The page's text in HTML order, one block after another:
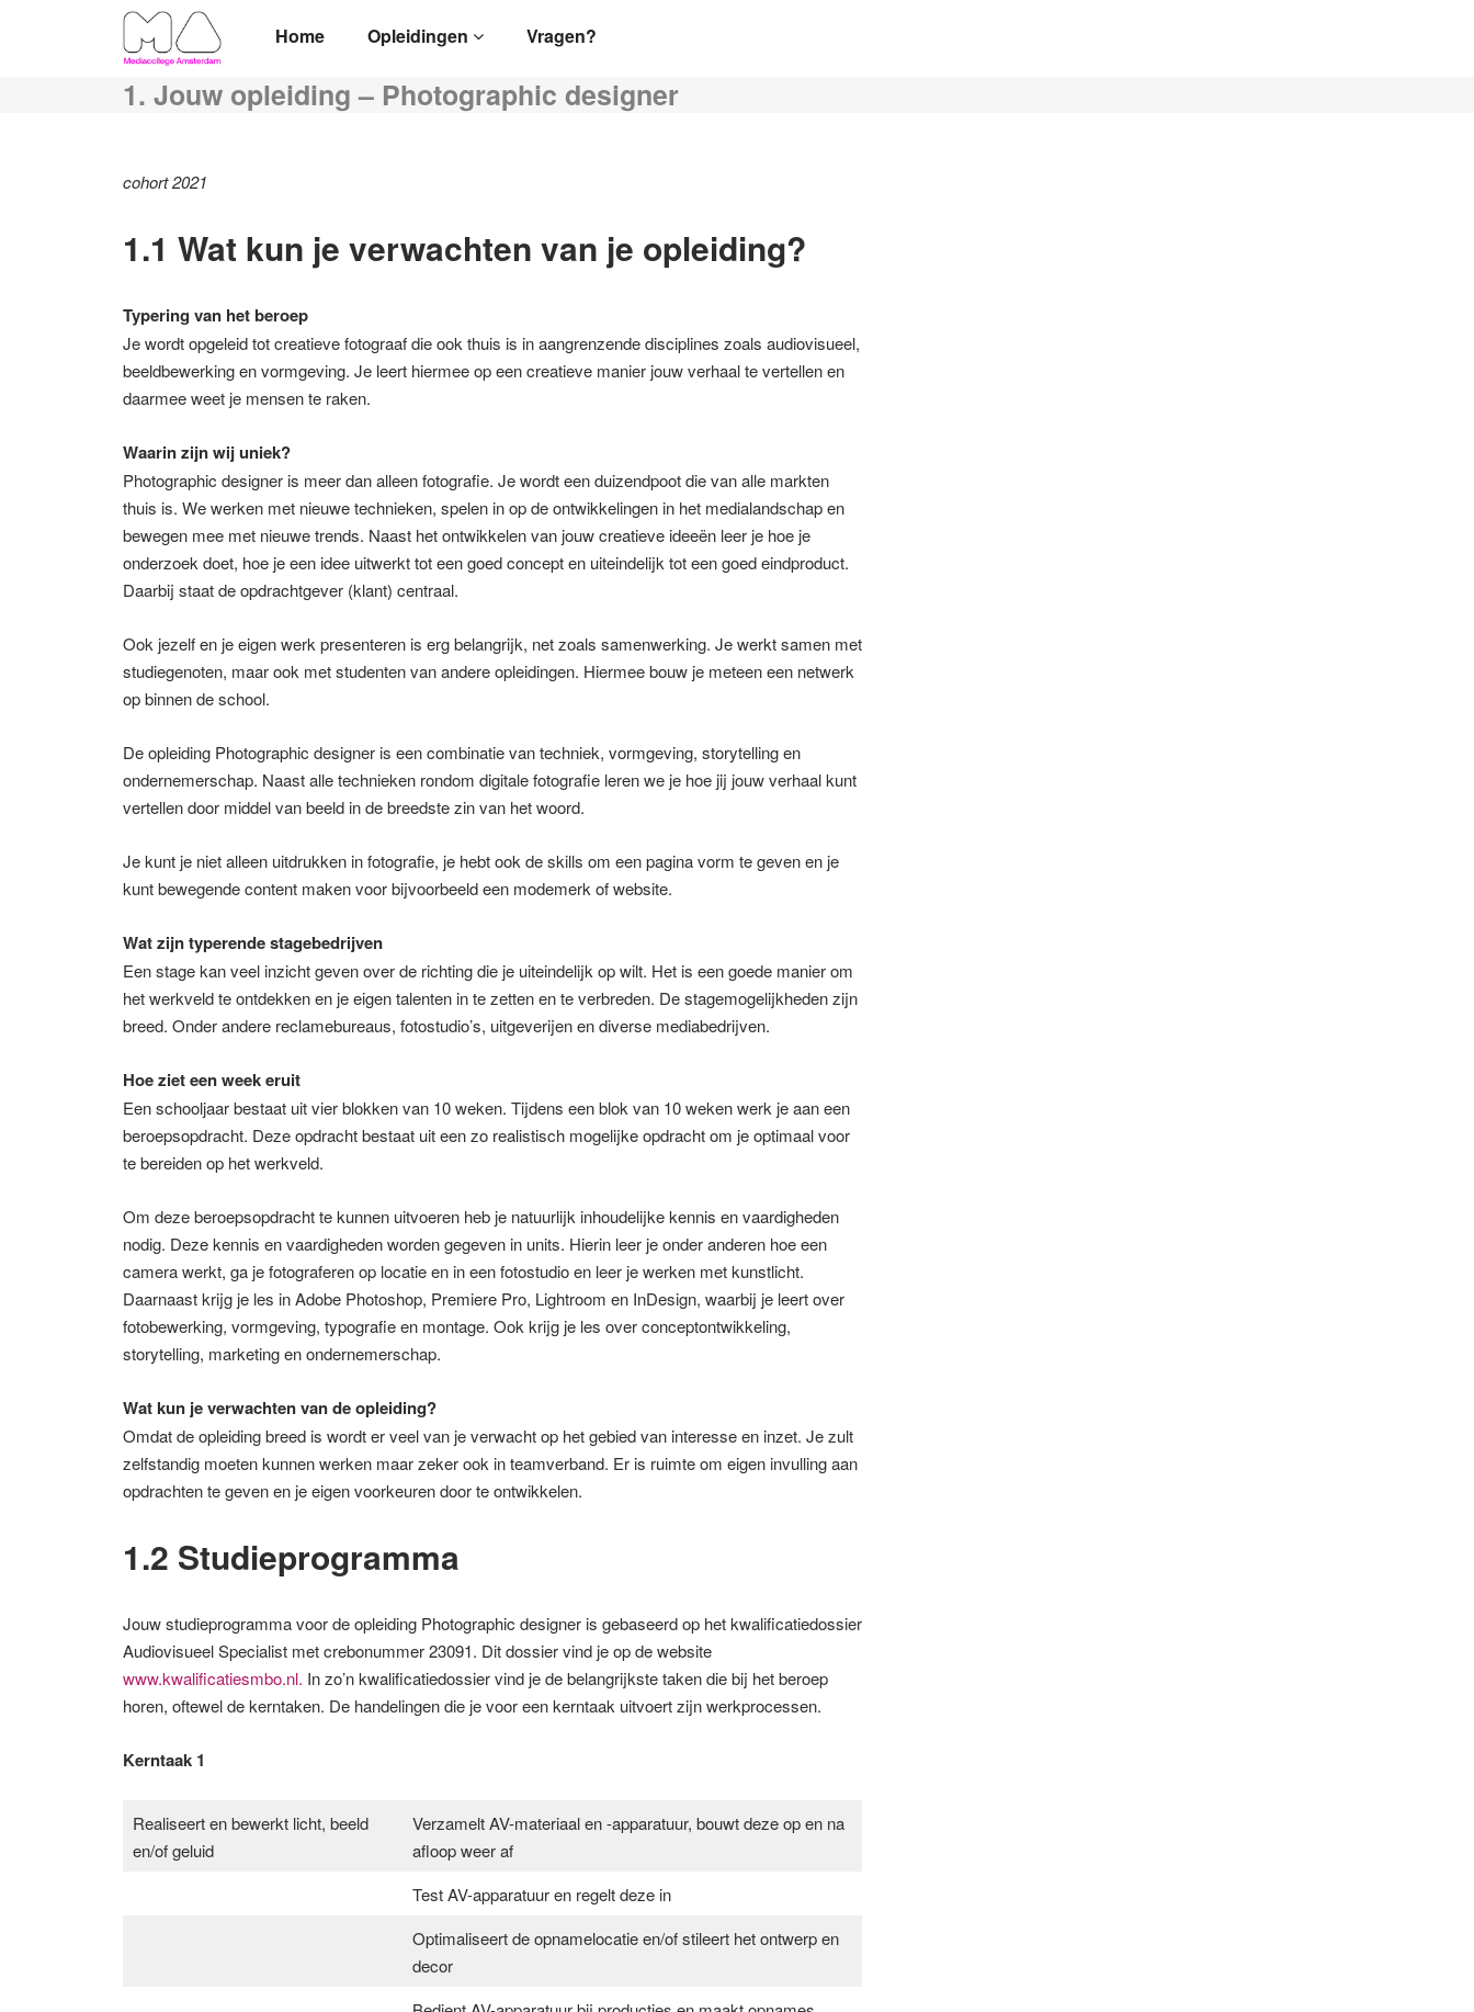
Home Opleidingen Vragen?
1. Jouw opleiding – Photographic designer
cohort 2021
1.1 Wat kun je verwachten van je opleiding?
Typering van het beroep
Je wordt opgeleid tot creatieve fotograaf die ook thuis is in aangrenzende disciplines zoals audiovisueel,
beeldbewerking en vormgeving. Je leert hiermee op een creatieve manier jouw verhaal te vertellen en
daarmee weet je mensen te raken.
Waarin zijn wij uniek?
Photographic designer is meer dan alleen fotografie. Je wordt een duizendpoot die van alle markten
thuis is. We werken met nieuwe technieken, spelen in op de ontwikkelingen in het medialandschap en
bewegen mee met nieuwe trends. Naast het ontwikkelen van jouw creatieve ideeën leer je hoe je
onderzoek doet, hoe je een idee uitwerkt tot een goed concept en uiteindelijk tot een goed eindproduct.
Daarbij staat de opdrachtgever (klant) centraal.
Ook jezelf en je eigen werk presenteren is erg belangrijk, net zoals samenwerking. Je werkt samen met
studiegenoten, maar ook met studenten van andere opleidingen. Hiermee bouw je meteen een netwerk
op binnen de school.
De opleiding Photographic designer is een combinatie van techniek, vormgeving, storytelling en
ondernemerschap. Naast alle technieken rondom digitale fotografie leren we je hoe jij jouw verhaal kunt
vertellen door middel van beeld in de breedste zin van het woord.
Je kunt je niet alleen uitdrukken in fotografie, je hebt ook de skills om een pagina vorm te geven en je
kunt bewegende content maken voor bijvoorbeeld een modemerk of website.
Wat zijn typerende stagebedrijven
Een stage kan veel inzicht geven over de richting die je uiteindelijk op wilt. Het is een goede manier om
het werkveld te ontdekken en je eigen talenten in te zetten en te verbreden. De stagemogelijkheden zijn
breed. Onder andere reclamebureaus, fotostudio’s, uitgeverijen en diverse mediabedrijven.
Hoe ziet een week eruit
Een schooljaar bestaat uit vier blokken van 10 weken. Tijdens een blok van 10 weken werk je aan een
beroepsopdracht. Deze opdracht bestaat uit een zo realistisch mogelijke opdracht om je optimaal voor
te bereiden op het werkveld.
Om deze beroepsopdracht te kunnen uitvoeren heb je natuurlijk inhoudelijke kennis en vaardigheden
nodig. Deze kennis en vaardigheden worden gegeven in units. Hierin leer je onder anderen hoe een
camera werkt, ga je fotograferen op locatie en in een fotostudio en leer je werken met kunstlicht.
Daarnaast krijg je les in Adobe Photoshop, Premiere Pro, Lightroom en InDesign, waarbij je leert over
fotobewerking, vormgeving, typografie en montage. Ook krijg je les over conceptontwikkeling,
storytelling, marketing en ondernemerschap.
Wat kun je verwachten van de opleiding?
Omdat de opleiding breed is wordt er veel van je verwacht op het gebied van interesse en inzet. Je zult
zelfstandig moeten kunnen werken maar zeker ook in teamverband. Er is ruimte om eigen invulling aan
opdrachten te geven en je eigen voorkeuren door te ontwikkelen.
1.2 Studieprogramma
Jouw studieprogramma voor de opleiding Photographic designer is gebaseerd op het kwalificatiedossier
Audiovisueel Specialist met crebonummer 23091. Dit dossier vind je op de website
www.kwalificatiesmbo.nl. In zo’n kwalificatiedossier vind je de belangrijkste taken die bij het beroep
horen, oftewel de kerntaken. De handelingen die je voor een kerntaak uitvoert zijn werkprocessen.
Kerntaak 1
Realiseert en bewerkt licht, beeld
en/of geluid
Verzamelt AV-materiaal en -apparatuur, bouwt deze op en na
afloop weer af
Test AV-apparatuur en regelt deze in
Optimaliseert de opnamelocatie en/of stileert het ontwerp en
decor